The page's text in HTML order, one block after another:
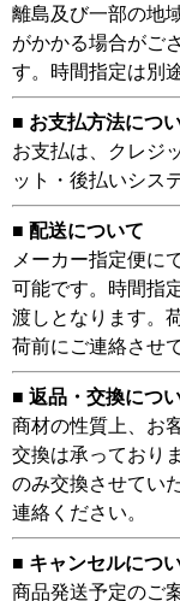
離島及び一部の地
がかかる場合がご
す。時間指定は別
■ お支払方法につ
お支払は、クレジ
ット・後払いシス
■ 配送について
メーカー指定便に
可能です。時間指
渡しとなります。
荷前にご連絡させ
■ 返品・交換につ
商材の性質上、お
交換は承っており
のみ交換させてい
連絡ください。
■ キャンセルにつ
商品発送予定のご